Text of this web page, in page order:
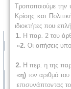
Τροποποιούμε την
Κρίσης και
ιδιοκτήτες που
1. Η παρ. 2 του
«2. Οι αιτήσεις
2. Η περ. η της
«η) τον αριθμό
επισυνάπτοντας